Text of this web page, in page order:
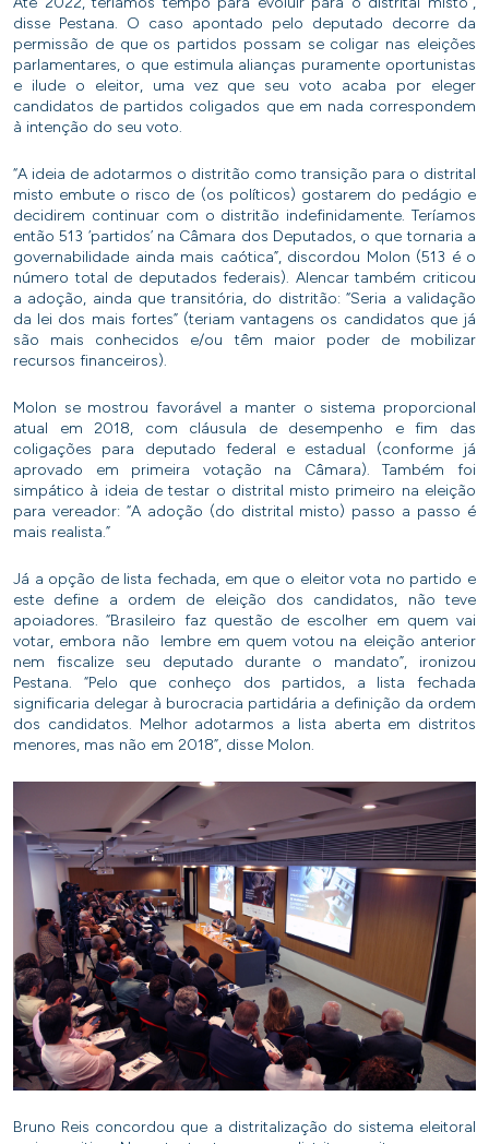
disse Pestana. O caso apontado pelo deputado decorre da
permissão de que os partidos possam se coligar nas eleições
parlamentares, o que estimula alianças puramente oportunistas
e ilude o eleitor, uma vez que seu voto acaba por eleger
candidatos de partidos coligados que em nada correspondem
à intenção do seu voto.
“A ideia de adotarmos o distritão como transição para o distrital
misto embute o risco de (os políticos) gostarem do pedágio e
decidirem continuar com o distritão indefinidamente. Teríamos
então 513 ‘partidos’ na Câmara dos Deputados, o que tornaria a
governabilidade ainda mais caótica”, discordou Molon (513 é o
número total de deputados federais). Alencar também criticou
a adoção, ainda que transitória, do distritão: “Seria a validação
da lei dos mais fortes” (teriam vantagens os candidatos que já
são mais conhecidos e/ou têm maior poder de mobilizar
recursos financeiros).
Molon se mostrou favorável a manter o sistema proporcional
atual em 2018, com cláusula de desempenho e fim das
coligações para deputado federal e estadual (conforme já
aprovado em primeira votação na Câmara). Também foi
simpático à ideia de testar o distrital misto primeiro na eleição
para vereador: “A adoção (do distrital misto) passo a passo é
mais realista.”
Já a opção de lista fechada, em que o eleitor vota no partido e
este define a ordem de eleição dos candidatos, não teve
apoiadores. “Brasileiro faz questão de escolher em quem vai
votar, embora não lembre em quem votou na eleição anterior
nem fiscalize seu deputado durante o mandato”, ironizou
Pestana. “Pelo que conheço dos partidos, a lista fechada
significaria delegar à burocracia partidária a definição da ordem
dos candidatos. Melhor adotarmos a lista aberta em distritos
menores, mas não em 2018”, disse Molon.
Bruno Reis concordou que a distritalização do sistema eleitoral